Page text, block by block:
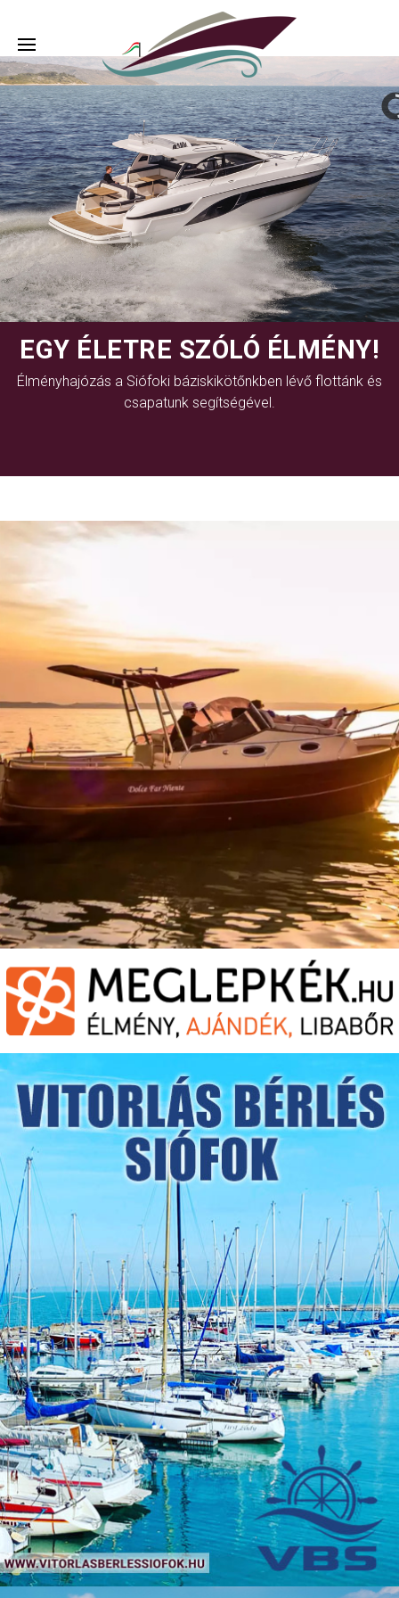
EGY ÉLETRE SZÓLÓ ÉLMÉNY!
Élményhajózás a Siófoki báziskikötőnkben lévő flottánk és
csapatunk segítségével.